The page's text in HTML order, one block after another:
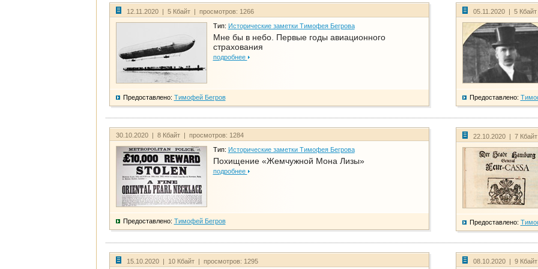
12.11.2020 | 5 Кбайт | просмотров: 1266
Тип: Исторические заметки Тимофея Бегрова
Мне бы в небо. Первые годы авиационного
страхования
подробнее
Предоставлено: Тимофей Бегров
05.11.2020 | 5
Предоставлено:
30.10.2020 | 8 Кбайт | просмотров: 1284
Тип: Исторические заметки Тимофея Бегрова
Похищение «Жемчужной Мона Лизы»
подробнее
Предоставлено: Тимофей Бегров
22.10.2020 | 7
Предоставлено:
15.10.2020 | 10 Кбайт | просмотров: 1295 08.10.2020 | 9